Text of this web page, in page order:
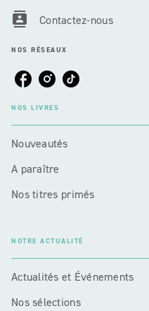
contacts Contactez-nous
NOS RÉSEAUX
NOS LIVRES
Nouveautés
A paraître
Nos titres primés
NOTRE ACTUALITÉ
Actualités et Événements
Nos sélections